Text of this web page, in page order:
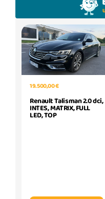
19.500,00 €
Renault Talisman 2.0 dci,
INTES, MATRIX, FULL
LED, TOP